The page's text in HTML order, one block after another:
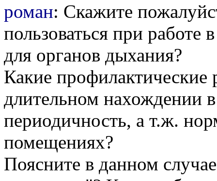
роман: Скажите
пользоваться при
для органов дыхания?
Какие профилактические
длительном нахождении
периодичность, а т.ж.
помещениях?
Поясните в данном